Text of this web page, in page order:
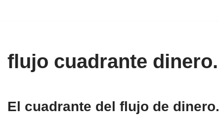
contenido
flujo cuadrante dinero.
El cuadrante del flujo de dinero.